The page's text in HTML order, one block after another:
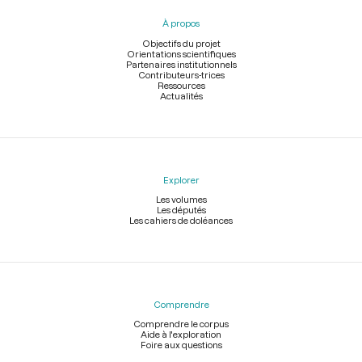
À propos
Objectifs du projet
Orientations scientifiques
Partenaires institutionnels
Contributeurs-trices
Ressources
Actualités
Explorer
Les volumes
Les députés
Les cahiers de doléances
Comprendre
Comprendre le corpus
Aide à l'exploration
Foire aux questions